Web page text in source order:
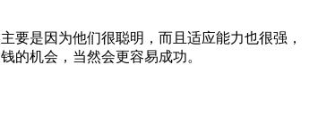
要是因为他们很聪明，而且适应能力也很强，
的机会，当然会更容易成功。